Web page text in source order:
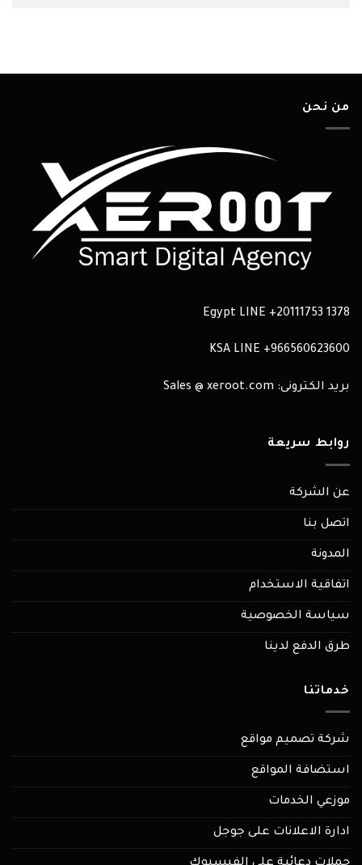
من نحن
Egypt LINE +20111753 1378
966560623600+
بريد الكترونى: Sales @ xeroot.com
روابط سريعة
عن الشركة
اتصل بنا
المدونة
اتفاقية الاستخدام
سياسة الخصوصية
طرق الدفع لدينا
خدماتنا
شركة تصميم مواقع
استضافة المواقع
موزعي الخدمات
ادارة الاعلانات على جوجل